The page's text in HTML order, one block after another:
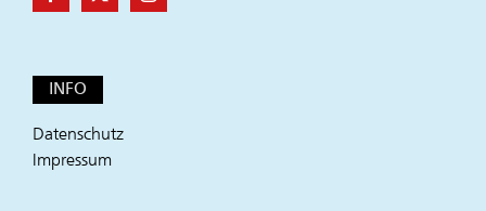
INFO
Datenschutz
Impressum